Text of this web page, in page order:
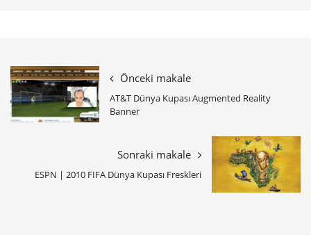
Önceki makale
AT&T Dünya Kupası Augmented Reality
Banner
Sonraki makale
ESPN | 2010 FIFA Dünya Kupası Freskleri